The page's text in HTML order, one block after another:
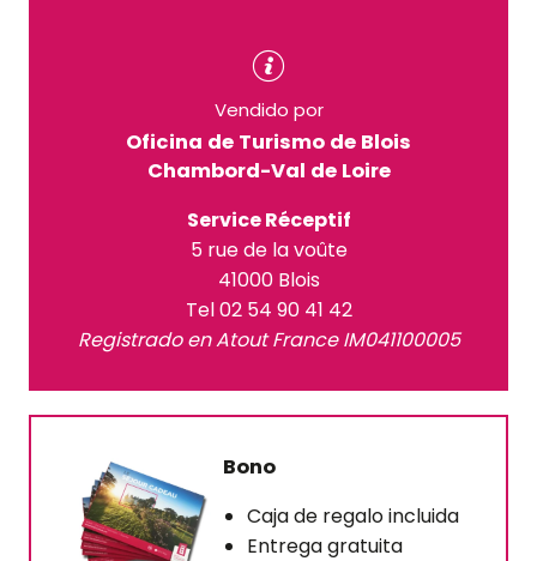
Vendido por
Oficina de Turismo de Blois
Chambord-Val de Loire
Service Réceptif
5 rue de la voûte
41000 Blois
Tel 02 54 90 41 42
Registrado en Atout France IM041100005
Bono
Caja de regalo incluida
Entrega gratuita